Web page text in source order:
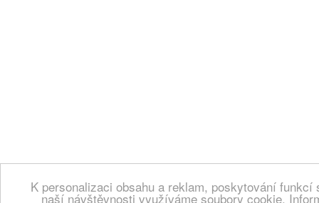
K personalizaci obsahu a reklam, poskytování
naší návštěvnosti využíváme soubory cookie.